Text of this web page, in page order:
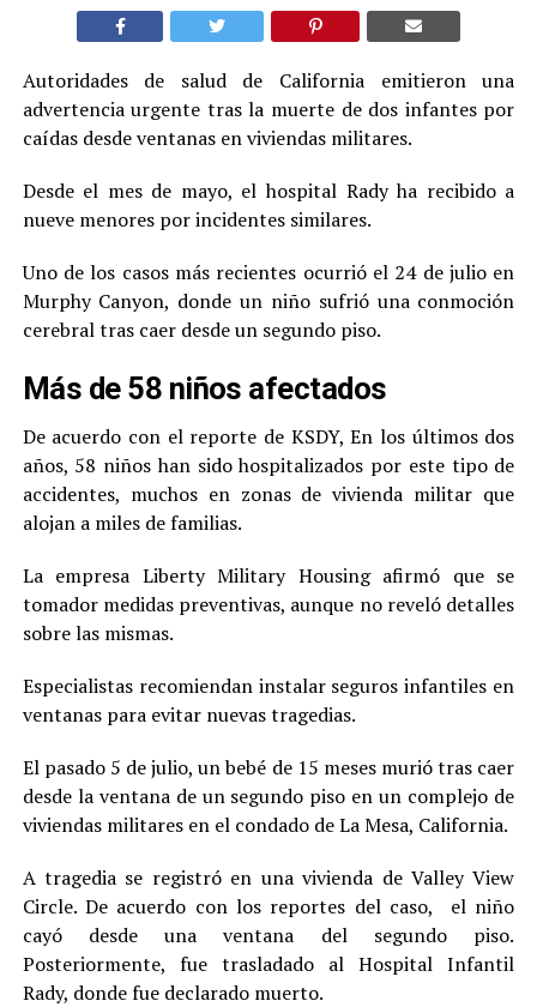
Autoridades de salud de California emitieron una
advertencia urgente tras la muerte de dos infantes por
caídas desde ventanas en viviendas militares.
Desde el mes de mayo, el hospital Rady ha recibido a
nueve menores por incidentes similares.
Uno de los casos más recientes ocurrió el 24 de julio en
Murphy Canyon, donde un niño sufrió una conmoción
cerebral tras caer desde un segundo piso.
Más de 58 niños afectados
De acuerdo con el reporte de KSDY, En los últimos dos
años, 58 niños han sido hospitalizados por este tipo de
accidentes, muchos en zonas de vivienda militar que
alojan a miles de familias.
La empresa Liberty Military Housing afirmó que se
tomador medidas preventivas, aunque no reveló detalles
sobre las mismas.
Especialistas recomiendan instalar seguros infantiles en
ventanas para evitar nuevas tragedias.
El pasado 5 de julio, un bebé de 15 meses murió tras caer
desde la ventana de un segundo piso en un complejo de
viviendas militares en el condado de La Mesa, California.
A tragedia se registró en una vivienda de Valley View
Circle. De acuerdo con los reportes del caso, el niño
cayó desde una ventana del segundo piso.
Posteriormente, fue trasladado al Hospital Infantil
Rady, donde fue declarado muerto.